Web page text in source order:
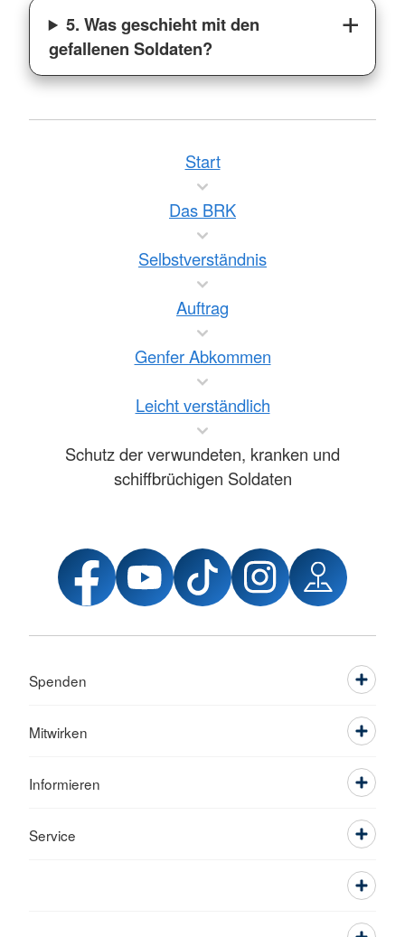
5. Was geschieht mit den
gefallenen Soldaten?
Start
Das BRK
Selbstverständnis
Auftrag
Genfer Abkommen
Leicht verständlich
Schutz der verwundeten, kranken und
schiffbrüchigen Soldaten
Spenden
Mitwirken
Informieren
Service